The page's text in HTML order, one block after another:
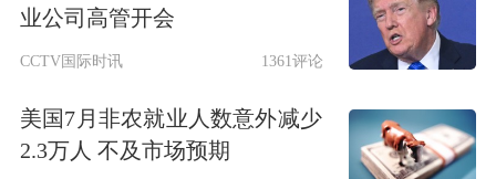
业公司高管开会
CCTV国际时讯 1361评论
美国7月非农就业人数意外减少
2.3万人 不及市场预期